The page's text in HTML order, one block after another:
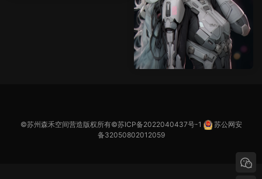
©苏州森禾空间营造版权所有©苏ICP备2022040437号-1
苏公网安
备32050802012059